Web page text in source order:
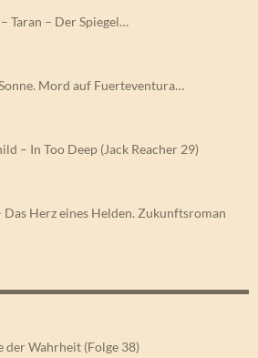
Taran – Der Spiegel…
Mord auf Fuerteventura…
– In Too Deep (Jack Reacher 29)
Herz eines Helden. Zukunftsroman
der Wahrheit (Folge 38)